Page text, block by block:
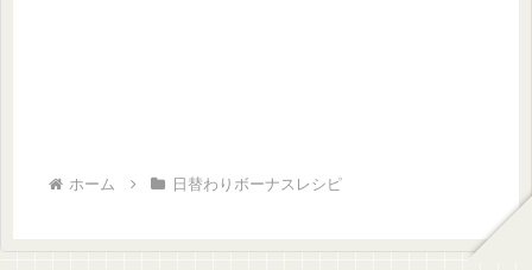
ホーム 日替わりボーナスレシピ